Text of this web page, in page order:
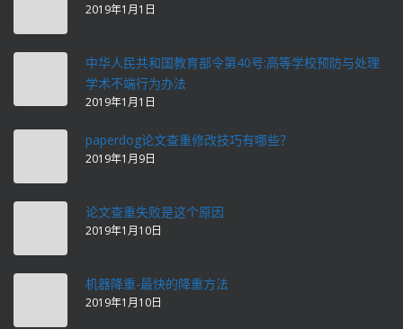
2019年1月1日
中华人民共和国教育部令第40号:高等学校预防与处理
学术不端行为办法
2019年1月1日
paperdog论文查重修改技巧有哪些？
2019年1月9日
论文查重失败是这个原因
2019年1月10日
机器降重-最快的降重方法
2019年1月10日